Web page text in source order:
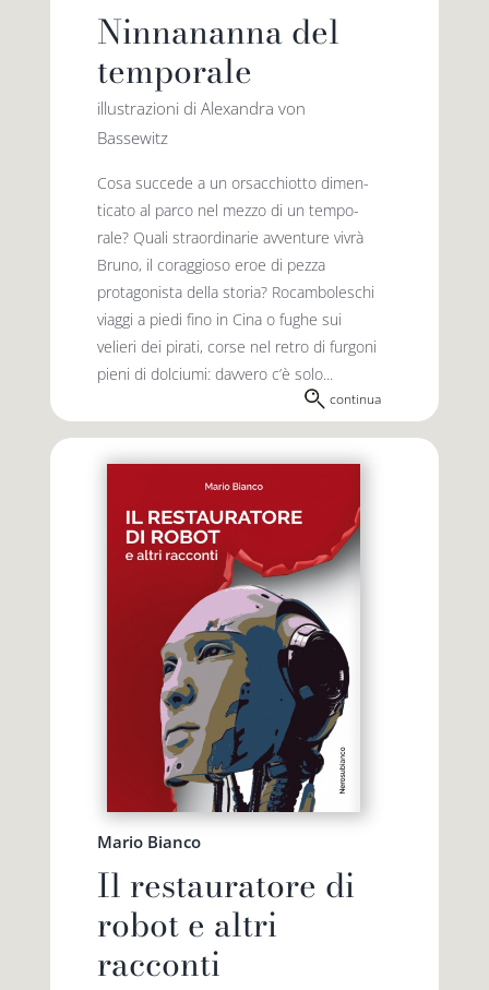
Ninnananna del
temporale
illustrazioni di Alexandra von
Bassewitz
Cosa succede a un orsacchiotto dimen­
tica­to al parco nel mezzo di un tempo­
rale? Quali straordinarie avventure vivrà
Bruno, il coraggioso eroe di pezza
protagonista della storia? Rocamboleschi
viaggi a piedi fino in Cina o fughe sui
velieri dei pirati, corse nel retro di furgoni
pieni di dolciumi: davvero c’è solo...
continua
Mario Bianco
Il restauratore di
robot e altri
racconti